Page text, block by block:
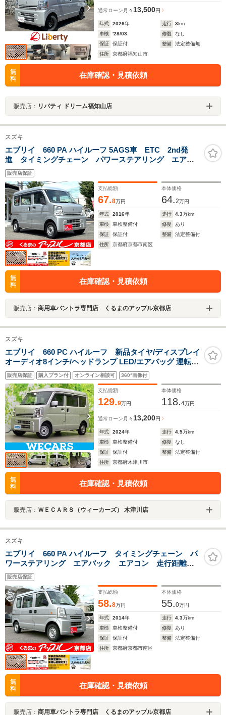
通常ローン 月々 13,500円
年式 2026年 走行 3km
車検
'28/03 修復
なし
保証
保証付 整備
法定整備無
住所
京都府福知山市
無
料
在庫確認・見積依頼
販売店： リバティ ドリーム福知山店
スズキ
エブリイ 660 PA ハイルーフ 5AGS車 ETC 2nd発
進 タイミングチェーン パワーステアリング エアバ
ック エアコン 走行距離42300km 軽バン 軽箱 ハ
イルーフ 積載量350kg 乗車定員4名
販売店保証
支払総額
67.8万円
本体価格
64.2万円
年式 2016年 走行 4.3万km
車検
車検整備付 修復
あり
保証
保証付 整備
法定整備付
住所
京都府京都市南区
無
料
在庫確認・見積依頼
販売店： 商用車バントラ専門店 くるまのアップル京都店
スズキ
エブリイ 660 PC ハイルーフ 新品タイヤ/ディスプレイ
オーディオ8インチ/ヘッドランプ LED/エアバッグ 運転席/
エアバッグ 助手席/パワーウインドウ/キーレスエントリ
ー/パワーステアリング/ワンオーナー
販売店保証 購入プラン付 オンライン相談可 360°画像付
支払総額
129.9万円
本体価格
118.4万円
通常ローン 月々 13,200円
年式 2024年 走行 4.5万km
車検
車検整備付 修復
なし
保証
保証付 整備
法定整備付
住所
京都府木津川市
無
料
在庫確認・見積依頼
販売店： ＷＥＣＡＲＳ（ウィーカーズ） 木津川店
スズキ
エブリイ 660 PA ハイルーフ タイミングチェーン パ
ワーステアリング エアバック エアコン 走行距離
42800km 軽バン 軽箱 ハイルーフ 積載量350kg 乗
車定員4名
販売店保証
支払総額
58.8万円
本体価格
55.0万円
年式 2014年 走行 4.3万km
車検
車検整備付 修復
あり
保証
保証付 整備
法定整備付
住所
京都府京都市南区
無
料
在庫確認・見積依頼
販売店： 商用車バントラ専門店 くるまのアップル京都店